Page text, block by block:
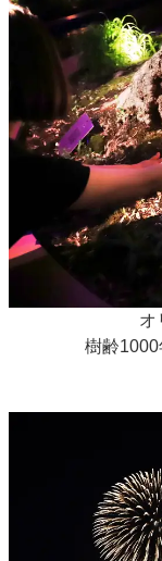
オ
樹齢